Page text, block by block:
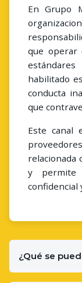
En Grupo
que operar
habilitado
conducta
que
Este canal
relacionada
y permite
confidencial
¿Qué se